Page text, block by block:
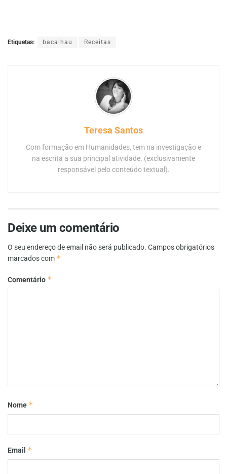
Etiquetas: bacalhau Receitas
Teresa Santos
Com formação em Humanidades, tem na investigação e
na escrita a sua principal atividade. (exclusivamente
responsável pelo conteúdo textual).
Deixe um comentário
O seu endereço de email não será publicado. Campos obrigatórios
marcados com *
Comentário *
Nome *
Email *